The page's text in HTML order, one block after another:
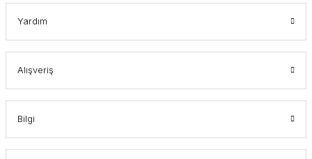
Yardım
Alışveriş
Bilgi